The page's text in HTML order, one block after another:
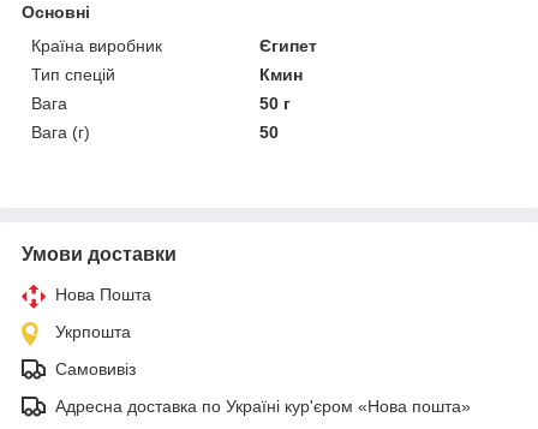
Основні
Країна виробник
Єгипет
Тип спецій
Кмин
Вага
50 г
Вага (г)
50
Умови доставки
Нова Пошта
Укрпошта
Самовивіз
Адресна доставка по Україні кур'єром «Нова пошта»